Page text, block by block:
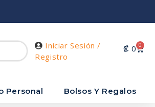
Iniciar Sesión /
Registro
₡ 0 0
Personal Bolsos Y Regalos